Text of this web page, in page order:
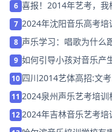
6 喜报！2014年艺考，
考试！
7 2024年沈阳音乐高考培
8 声乐学习：唱歌为什么
9 如何引导小孩对音乐产
10 四川2014艺体高招:文
11 2024泉州声乐艺考培
122024年吉林音乐艺考培